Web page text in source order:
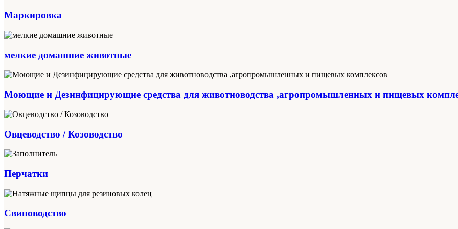
Маркировка
мелкие домашние животные
Моющие и Дезинфицирующие средства для животноводства ,агропромышленных и пищевых
Овцеводство / Козоводство
Перчатки
Свиноводство